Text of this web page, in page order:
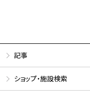
記事
ショップ・施設検索